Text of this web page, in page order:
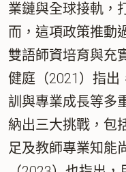
業鏈與全球接軌，
而，這項政策推動
雙語師資培育與充
健庭（2021）指出
訓與專業成長等多
納出三大挑戰，包
足及教師專業知能